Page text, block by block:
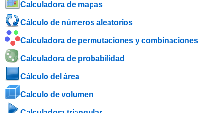
Calculadora de mapas
Cálculo de números aleatorios
Calculadora de permutaciones y combinaciones
Calculadora de probabilidad
Cálculo del área
Calculo de volumen